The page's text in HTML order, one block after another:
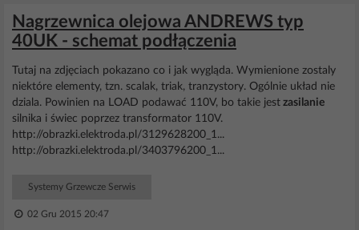
Nagrzewnica olejowa ANDREWS typ
40UK - schemat podłączenia
Tutaj na zdjęciach pokazano co i jak wygląda. Wymienione zostaly
niektóre elementy, tzn. scalak, triak, tranzystory. Ogólnie układ nie
dziala. Powinien na LOAD podawać 110V, bo takie jest zasilanie
silnika i świec poprzez transformator 110V.
http://obrazki.elektroda.pl/3129628200_1...
http://obrazki.elektroda.pl/3403796200_1...
Systemy Grzewcze Serwis
02 Gru 2015 20:47